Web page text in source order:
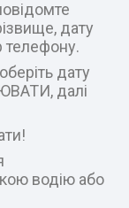
дату
телефону.
дату
далі
водію або